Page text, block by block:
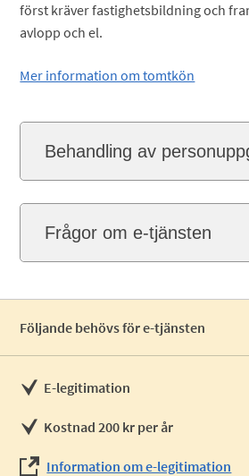
först kräver fastighetsbildning och
avlopp och el.
Mer information om tomtkön
Behandling av
Frågor om e-tjänsten
Följande behövs för e-tjänsten
E-legitimation
Kostnad 200 kr per år
Information om e-legitimation